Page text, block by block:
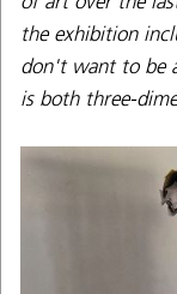
the exhibition
don't want to be
is both three-